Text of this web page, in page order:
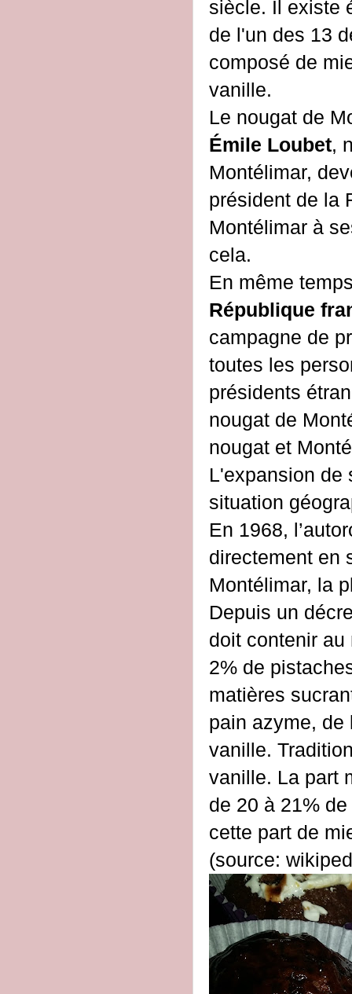
siècle. Il existe
de l'un des 13
composé de
vanille.
Le nougat de
Émile Loubet,
Montélimar,
président de la
Montélimar à
cela.
En même
République
campagne de
toutes les
présidents
nougat de
nougat et
L'expansion de
situation
En 1968,
directement en
Montélimar, la
Depuis un
doit contenir
2% de
matières
pain azyme,
vanille.
vanille. La part
de 20 à 21%
cette part de
(source: